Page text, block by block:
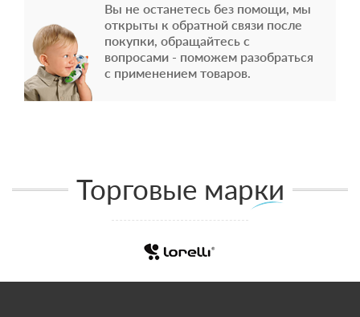
Вы не останетесь без помощи, мы
открыты к обратной связи после
покупки, обращайтесь с
вопросами - поможем разобраться
с применением товаров.
Торговые марки